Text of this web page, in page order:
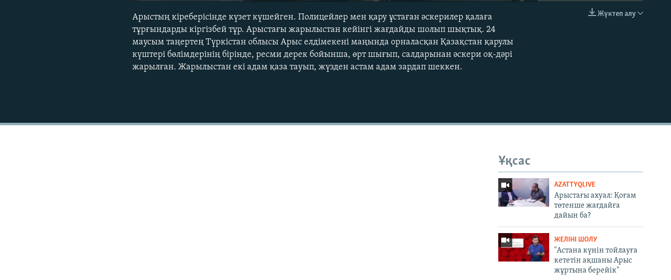
EMBED
Жүктеп алу
Арыстың кіреберісінде күзет күшейген. Полицейлер мен қару ұстаған әскерилер қалаға
тұрғындарды кіргізбей тұр. Арыстағы жарылыстан кейінгі жағдайды шолып шықтық. 24
маусым таңертең Түркістан облысы Арыс елдімекені маңында орналасқан Қазақстан қарулы
күштері бөлімдерінің бірінде, ресми дерек бойынша, өрт шығып, салдарынан әскери оқ-дәрі
жарылған. Жарылыстан екі адам қаза тауып, жүзден астам адам зардап шеккен.
Ұқсас
AZATTYQLIVE
Арыстағы ахуал: Қоғам
төтенше жағдайға
дайын ба?
ЖЕЛІНІ ШОЛУ
"Астана күнін тойлауға
кететін ақшаны Арыс
жұртына берейік"